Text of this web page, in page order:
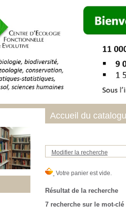
Modifier la recherche
Résultat de la recherche
7recherche sur le mot-clé
Accueil du